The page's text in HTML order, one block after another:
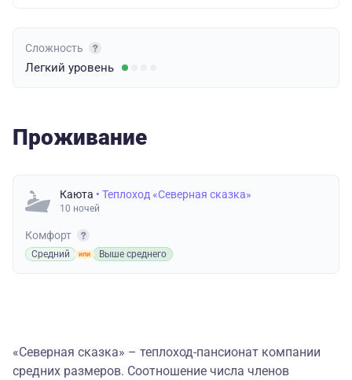
Сложность
Легкий уровень
Проживание
Каюта • Теплоход «Северная сказка»
10 ночей
Комфорт
Средний Выше среднего
«Северная сказка» – теплоход-пансионат компании
средних размеров. Соотношение числа членов